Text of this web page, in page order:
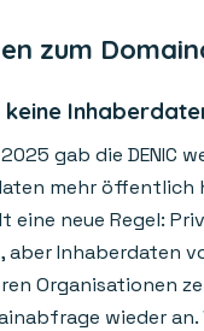
zum
keine
gab die DENIC
mehr öffentlich
eine neue Regel:
Inhaberdaten
Organisationen
wieder